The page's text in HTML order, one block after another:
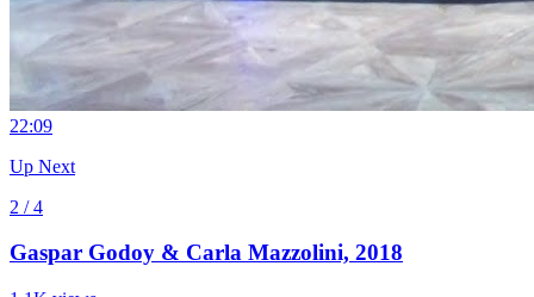
22:09
Up Next
2 / 4
Gaspar Godoy & Carla Mazzolini, 2018